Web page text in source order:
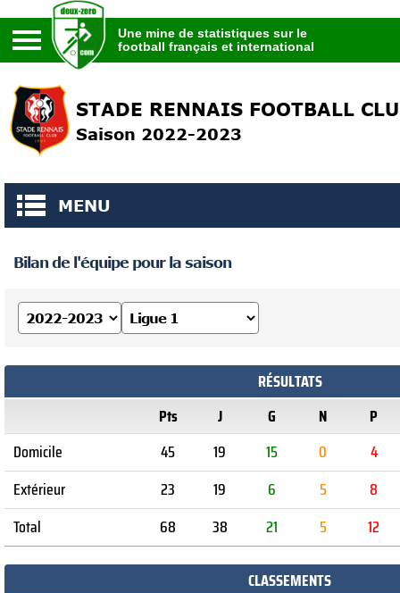
football français et international
Une mine de statistiques sur le
football français et international
STADE RENNAIS FOOTBALL
Saison 2022-2023
MENU
Bilan de l'équipe pour la saison
RÉSULTATS
Pts
J G N
P
Domicile
45 19 15 0
4
Extérieur
23 19 6 5
8
Total
68 38 21 5 12
CLASSEMENTS